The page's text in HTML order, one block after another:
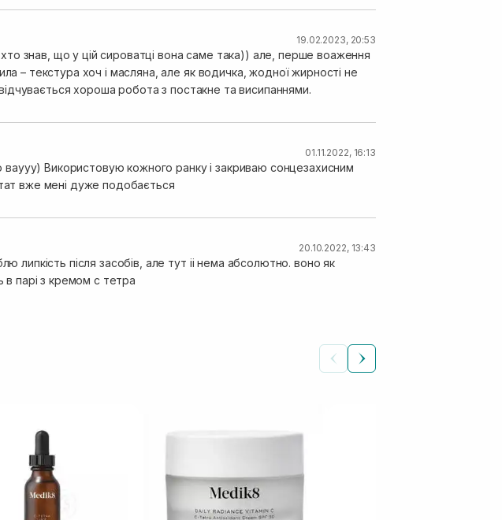
19.02.2023, 20:53
знав, що у цій сироватці вона саме така)) але, перше воаження
– текстура хоч і масляна, але як водичка, жодної жирності не
хороша робота з постакне та висипаннями.
01.11.2022, 16:13
ваууу) Використовую кожного ранку і закриваю сонцезахисним
вже мені дуже подобається
20.10.2022, 13:43
після засобів, але тут іі нема абсолютно. воно як
в парі з кремом с тетра